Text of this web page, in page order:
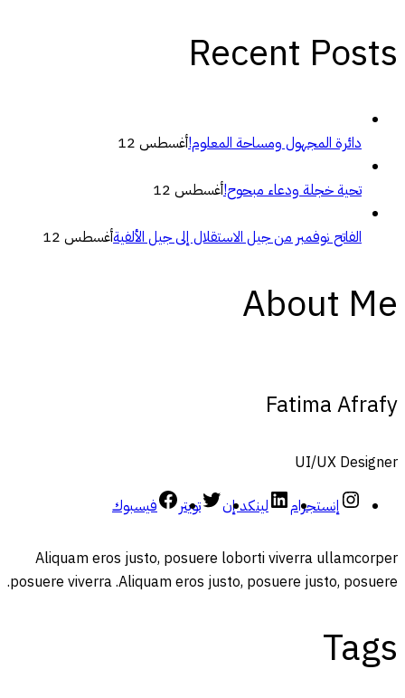
Recent Posts
دائرة المجهول ومساحة المعلوم!أغسطس 12
تحية خجلة ودعاء مبحوح!أغسطس 12
الفاتح نوفمبر من جيل الاستقلال إلى جيل الألفيةأغسطس 12
About Me
Fatima Afrafy
UI/UX Designer
إنستجرام
لينكد إن تويتر فيسبوك
Aliquam eros justo, posuere loborti viverra ullamcorper
posuere viverra .Aliquam eros justo, posuere justo, posuere.
Tags